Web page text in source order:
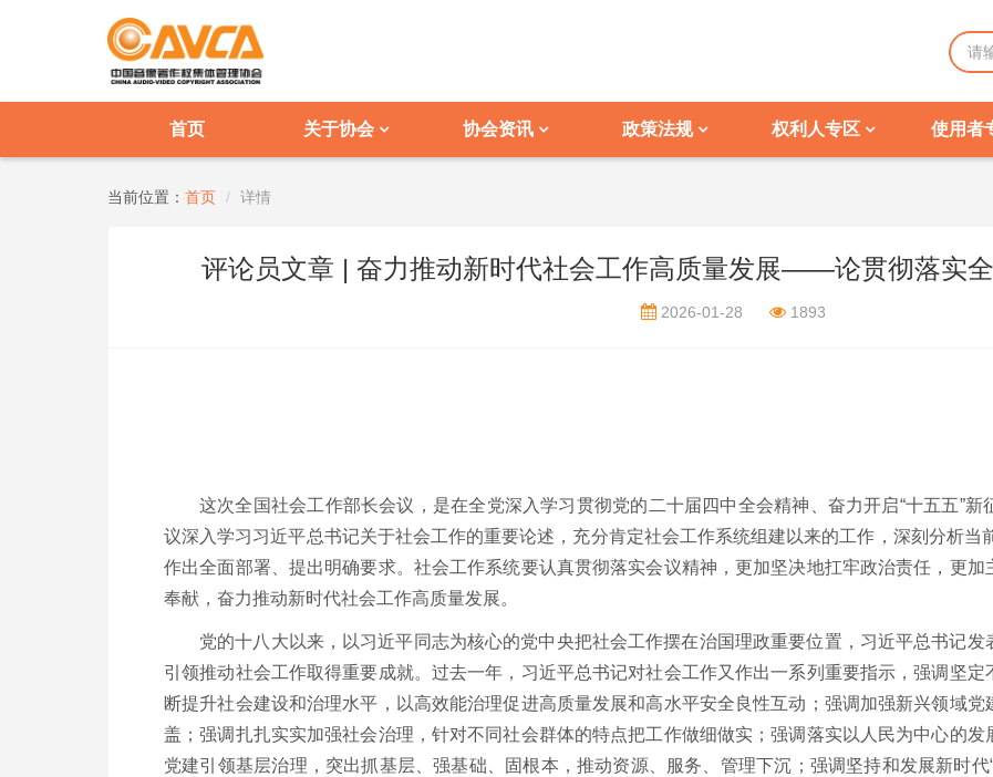
首页 关于协会 协会资讯 政策法规 权利人专区 使用者
当前位置： 首页 详情
评论员文章 | 奋力推动新时代社会工作高质量发展——论贯彻落实
2026-01-28 1893
这次全国社会工作部长会议，是在全党深入学习贯彻党的二十届四中全会精神、奋力开启“十五五”
议深入学习习近平总书记关于社会工作的重要论述，充分肯定社会工作系统组建以来的工作，深刻分析
作出全面部署、提出明确要求。社会工作系统要认真贯彻落实会议精神，更加坚决地扛牢政治责任，更
奉献，奋力推动新时代社会工作高质量发展。
党的十八大以来，以习近平同志为核心的党中央把社会工作摆在治国理政重要位置，习近平总书记发
引领推动社会工作取得重要成就。过去一年，习近平总书记对社会工作又作出一系列重要指示，强调坚
断提升社会建设和治理水平，以高效能治理促进高质量发展和高水平安全良性互动；强调加强新兴领域
盖；强调扎扎实实加强社会治理，针对不同社会群体的特点把工作做细做实；强调落实以人民为中心的
党建引领基层治理，突出抓基层、强基础、固根本，推动资源、服务、管理下沉；强调坚持和发展新时